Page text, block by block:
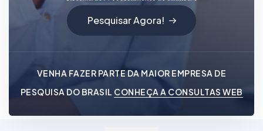
Pesquisar Agora!
VENHA FAZER PARTE DA MAIOR EMPRESA DE
PESQUISA DO BRASIL CONHEÇA A CONSULTAS WEB